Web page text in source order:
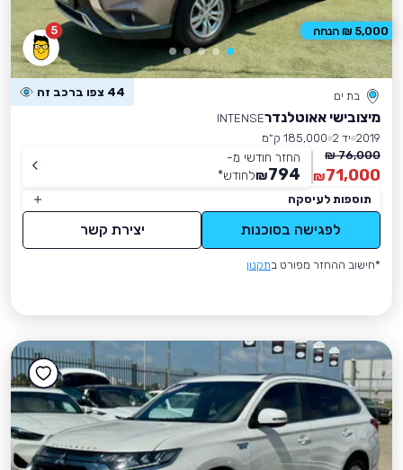
5
בת ים 44 צפו ברכב זה
מיצובישי אאוטלנדרINTENSE
2019 יד 2
185,000 ק״מ
76,000 ₪
71,000
₪
החזר חודשי מ-
794
₪לחודש*
תוספות לעיסקה
לפגישה בסוכנות יצירת קשר
*חישוב ההחזר מפורט בתקנון
5,000 ₪ הנחה